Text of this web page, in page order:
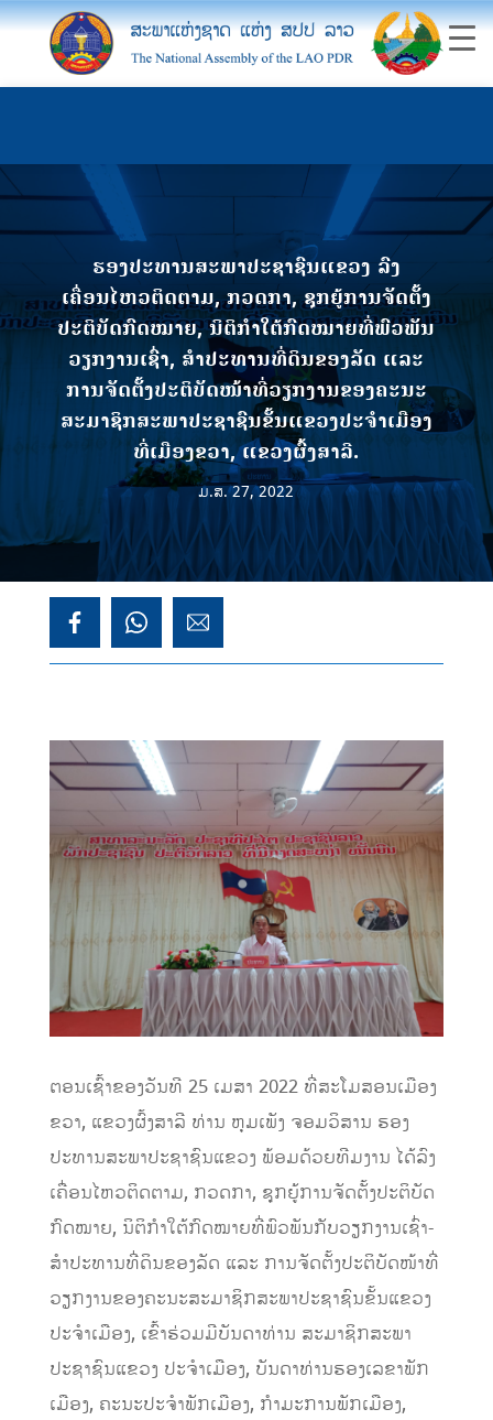
ຮອງປະທານສະພາປະຊາຊົນແຂວງ ລົງ
ເຄື່ອນໄຫວຕິດຕາມ, ກວດກາ, ຊຸກຍູ້ການຈັດຕັ້ງ
ປະຕິບັດກົດໝາຍ, ນິຕິກໍາໃຕ້ກົດໝາຍທີ່ພົວພັນ
ວຽກງານເຊົ່າ, ສໍາປະທານທີ່ດິນຂອງລັດ ແລະ
ການຈັດຕັ້ງປະຕິບັດໜ້າທີ່ວຽກງານຂອງຄະນະ
ສະມາຊິກສະພາປະຊາຊົນຂັ້ນແຂວງປະຈຳເມືອງ
ທີ່ເມືອງຂວາ, ແຂວງຜົ້ງສາລີ.
ມ.ສ. 27, 2022
ຕອນເຊົ້າຂອງວັນທີ 25 ເມສາ 2022 ທີ່ສະໂມສອນເມືອງ
ຂວາ, ແຂວງຜົ້ງສາລີ ທ່ານ ຫຸມເພັງ ຈອມວິສານ ຮອງ
ປະທານສະພາປະຊາຊົນແຂວງ ພ້ອມດ້ວຍທີມງານ ໄດ້ລົງ
ເຄື່ອນໄຫວຕິດຕາມ, ກວດກາ, ຊຸກຍູ້ການຈັດຕັ້ງປະຕິບັດ
ກົດໝາຍ, ນິຕິກໍາໃຕ້ກົດໝາຍທີ່ພົວພັນກັບວຽກງານເຊົ່າ-
ສໍາປະທານທີ່ດິນຂອງລັດ ແລະ ການຈັດຕັ້ງປະຕິບັດໜ້າທີ່
ວຽກງານຂອງຄະນະສະມາຊິກສະພາປະຊາຊົນຂັ້ນແຂວງ
ປະຈຳເມືອງ, ເຂົ້າຮ່ວມມີບັນດາທ່ານ ສະມາຊິກສະພາ
ປະຊາຊົນແຂວງ ປະຈໍາເມືອງ, ບັນດາທ່ານຮອງເລຂາພັກ
ເມືອງ, ຄະນະປະຈໍາພັກເມືອງ, ກຳມະການພັກເມືອງ,